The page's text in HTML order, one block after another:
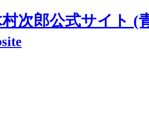
次郎公式サイト (